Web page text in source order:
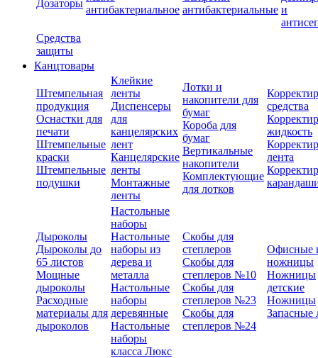
Дозаторы
антибактериальное антибактериальные и
Средства
защиты
Канцтовары
Штемпельная
продукция
Оснастки для
печати
Штемпельные
краски
Штемпельные
подушки
Клейкие
ленты
Диспенсеры
для
канцелярских
лент
Канцелярские
ленты
Монтажные
ленты
Лотки и
накопители для
бумаг
Короба для
бумаг
Вертикальные
накопители
Комплектующие
для лотков
средства
жидкость
лента
Дыроколы
Дыроколы до
65 листов
Мощные
дыроколы
Расходные
материалы для
дыроколов
Настольные
наборы
Настольные
наборы из
дерева и
металла
Настольные
наборы
деревянные
Настольные
наборы
класса Люкс
Скобы для
степлеров
Скобы для
степлеров №10
Скобы для
степлеров №23
Скобы для
степлеров №24
Офисные
ножницы
Ножницы
детские
Ножницы
Запасные